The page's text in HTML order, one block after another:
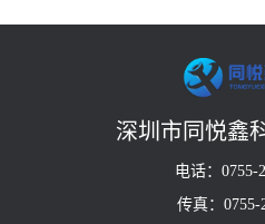
深圳市同悦鑫
电话：0755-
传真：0755-